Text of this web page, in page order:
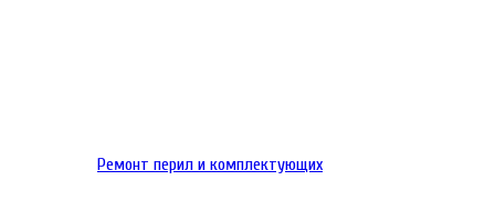
Ремонт перил и комплектующих